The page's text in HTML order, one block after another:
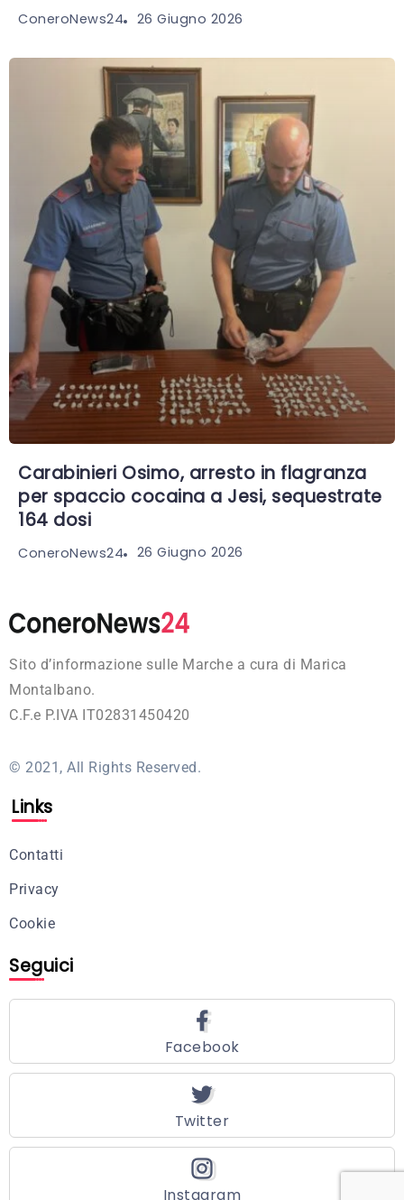
ConeroNews24 26 Giugno 2026
Carabinieri Osimo, arresto in flagranza
per spaccio cocaina a Jesi, sequestrate
164 dosi
ConeroNews24 26 Giugno 2026
Sito d’informazione sulle Marche a cura di Marica
Montalbano.
C.F.e P.IVA IT02831450420
© 2021, All Rights Reserved.
Links
Contatti
Privacy
Cookie
Seguici
Facebook
Twitter
Instagram